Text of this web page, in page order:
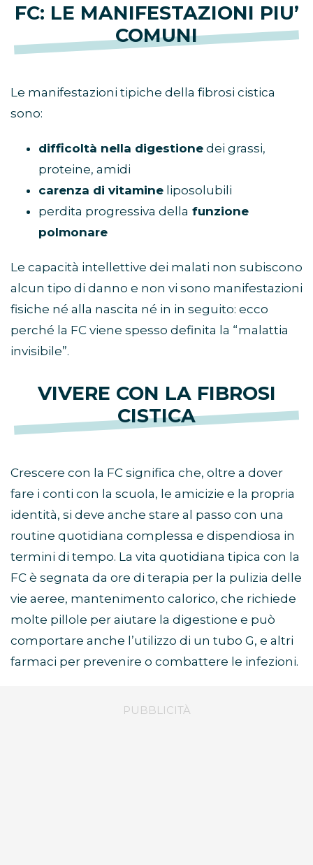
FC: LE MANIFESTAZIONI PIU’
COMUNI
Le manifestazioni tipiche della fibrosi cistica
sono:
difficoltà nella digestione dei grassi,
proteine, amidi
carenza di vitamine liposolubili
perdita progressiva della funzione
polmonare
Le capacità intellettive dei malati non subiscono
alcun tipo di danno e non vi sono manifestazioni
fisiche né alla nascita né in in seguito: ecco
perché la FC viene spesso definita la “malattia
invisibile”.
VIVERE CON LA FIBROSI
CISTICA
Crescere con la FC significa che, oltre a dover
fare i conti con la scuola, le amicizie e la propria
identità, si deve anche stare al passo con una
routine quotidiana complessa e dispendiosa in
termini di tempo. La vita quotidiana tipica con la
FC è segnata da ore di terapia per la pulizia delle
vie aeree, mantenimento calorico, che richiede
molte pillole per aiutare la digestione e può
comportare anche l’utilizzo di un tubo G, e altri
farmaci per prevenire o combattere le infezioni.